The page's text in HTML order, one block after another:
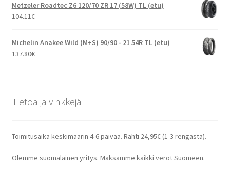
Metzeler Roadtec Z6 120/70 ZR 17 (58W) TL (etu)
104.11€
Michelin Anakee Wild (M+S) 90/90 - 21 54R TL (etu)
137.80€
Tietoa ja vinkkejä
Toimitusaika keskimäärin 4-6 päivää. Rahti 24,95€ (1-3 rengasta).
Olemme suomalainen yritys. Maksamme kaikki verot Suomeen.